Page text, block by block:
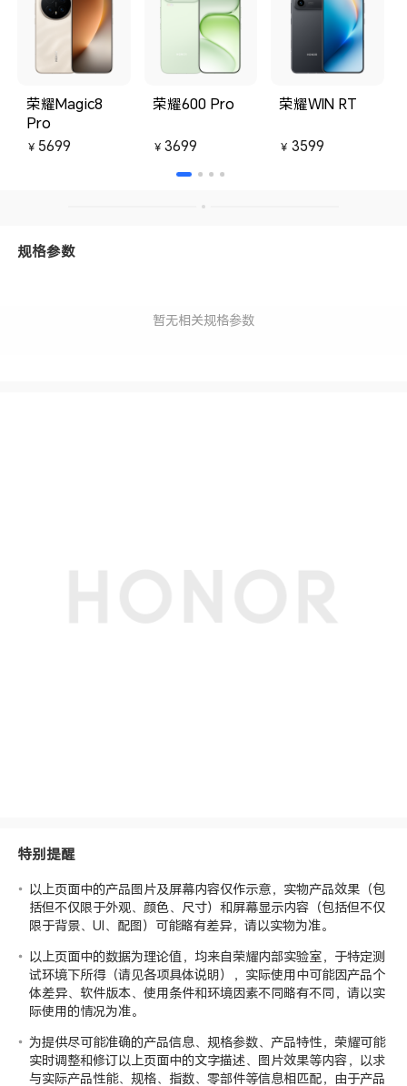
荣耀Magic8
Pro
￥ 5699
荣耀600 Pro
￥ 3699
荣耀WIN RT
￥ 3599
规格参数
暂无相关规格参数
特别提醒
以上页面中的产品图片及屏幕内容仅作示意，实物产品效果（包
括但不仅限于外观、颜色、尺寸）和屏幕显示内容（包括但不仅
限于背景、UI、配图）可能略有差异，请以实物为准。
以上页面中的数据为理论值，均来自荣耀内部实验室，于特定测
试环境下所得（请见各项具体说明），实际使用中可能因产品个
体差异、软件版本、使用条件和环境因素不同略有不同，请以实
际使用的情况为准。
为提供尽可能准确的产品信息、规格参数、产品特性，荣耀可能
实时调整和修订以上页面中的文字描述、图片效果等内容，以求
与实际产品性能、规格、指数、零部件等信息相匹配，由于产品